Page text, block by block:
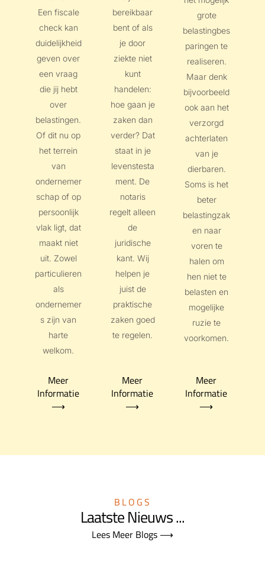
Een fiscale
check kan
duidelijkheid
geven over
een vraag
die jij hebt
over
belastingen.
Of dit nu op
het terrein
van
ondernemer
schap of op
persoonlijk
vlak ligt, dat
maakt niet
uit. Zowel
particulieren
als
ondernemer
s zijn van
harte
welkom.
Meer
Informatie
⟶
bereikbaar
bent of als
je door
ziekte niet
kunt
handelen:
hoe gaan je
zaken dan
verder? Dat
staat in je
levenstesta
ment. De
notaris
regelt alleen
de
juridische
kant. Wij
helpen je
juist de
praktische
zaken goed
te regelen.
Meer
Informatie
⟶
grote
belastingbes
paringen te
realiseren.
Maar denk
bijvoorbeeld
ook aan het
verzorgd
achterlaten
van je
dierbaren.
Soms is het
beter
belastingzak
en naar
voren te
halen om
hen niet te
belasten en
mogelijke
ruzie te
voorkomen.
Meer
Informatie
⟶
BLOGS
Laatste Nieuws ...
Lees Meer Blogs ⟶